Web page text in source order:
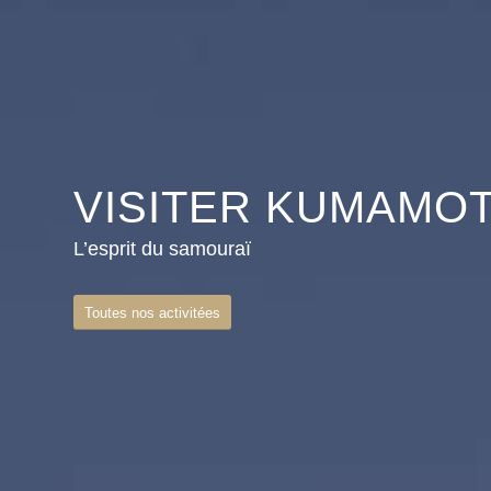
VISITER
L’esprit du samouraï
Toutes nos activitées